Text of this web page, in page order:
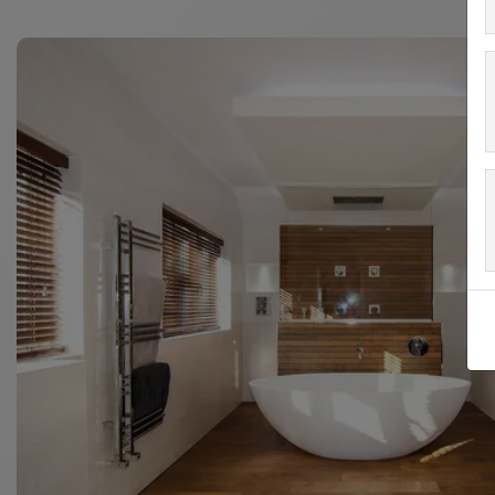
interdite au niveau des caniveaux, cadres et grilles.
KERDI-LINE satisfait à la norme allemande relative
Schlüter susmentionnés, d’un agrément technique
Pour la classification de résistance à l'humidité
Au regard de la directive ETAG 022 (étanchéité
technique européen (ETA, European Technical
label CE.
Les surfaces visibles des cadres ainsi que les
coloré. Un support à carreler avec cadre permettant
gamme. Nous proposons également un support à
naturelle sans limite d'épaisseur (KERDI-LINE-D).
Schlüter-KERDI-LINE-GTOest un siphon
parties et empêche l'accumulation d'odeurs qui
bains des invités, les résidences secondaires, etc.)